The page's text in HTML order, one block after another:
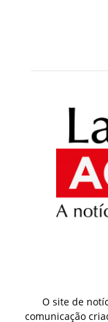
O site de
comunicação